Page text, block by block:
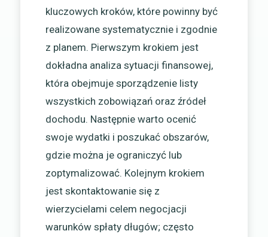
kluczowych kroków, które powinny być
realizowane systematycznie i zgodnie
z planem. Pierwszym krokiem jest
dokładna analiza sytuacji finansowej,
która obejmuje sporządzenie listy
wszystkich zobowiązań oraz źródeł
dochodu. Następnie warto ocenić
swoje wydatki i poszukać obszarów,
gdzie można je ograniczyć lub
zoptymalizować. Kolejnym krokiem
jest skontaktowanie się z
wierzycielami celem negocjacji
warunków spłaty długów; często